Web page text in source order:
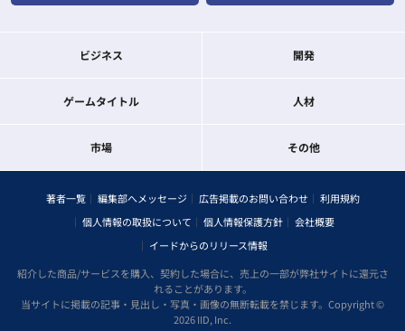
ビジネス 開発
ゲームタイトル 人材
市場 その他
著者一覧 編集部へメッセージ 広告掲載のお問い合わせ
利用規約
個人情報の取扱について
個人情報保護方針
会社概要
イードからのリリース情報
紹介した商品/サービスを購入、契約した場合に、売上の一部が弊社サイトに還元さ
れることがあります。
当サイトに掲載の記事・見出し・写真・画像の無断転載を禁じます。Copyright ©
2026 IID, Inc.